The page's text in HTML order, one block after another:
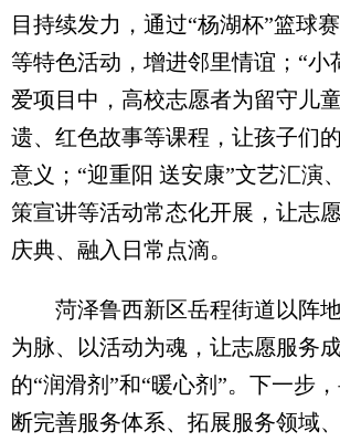
目持续发力，通过“杨湖杯”篮球
等特色活动，增进邻里情谊；“小
爱项目中，高校志愿者为留守儿
遗、红色故事等课程，让孩子们
意义；“迎重阳 送安康”文艺汇演
策宣讲等活动常态化开展，让志
庆典、融入日常点滴。
菏泽鲁西新区岳程街道以阵地
为脉、以活动为魂，让志愿服务
的“润滑剂”和“暖心剂”。下一步
断完善服务体系、拓展服务领域